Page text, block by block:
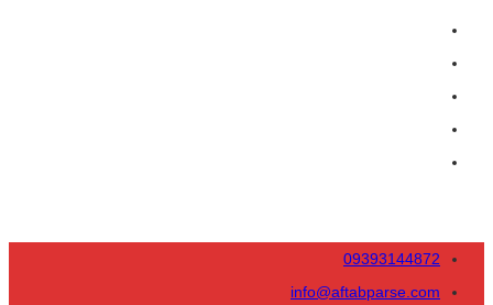
09393144872
info@aftabparse.com